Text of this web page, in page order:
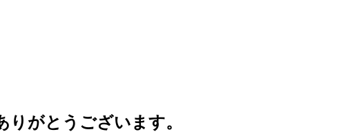
がとうございます。